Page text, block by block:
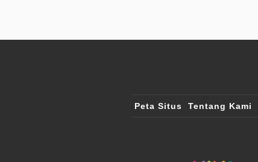
Peta Situs Tentang Kami